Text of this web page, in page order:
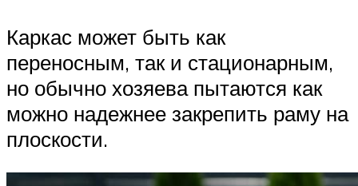
Каркас может быть как
переносным, так и стационарным,
но обычно хозяева пытаются как
можно надежнее закрепить раму на
плоскости.